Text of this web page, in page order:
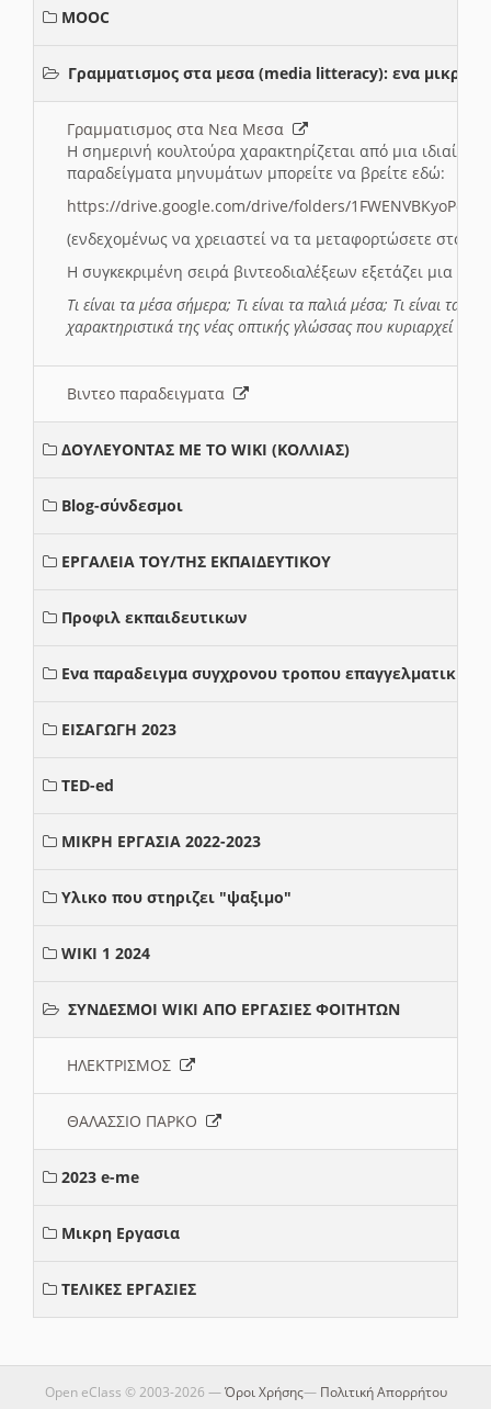
MOOC
Γραμματισμος στα μεσα (media litteracy): ενα μικρο
Γραμματισμος στα Νεα Μεσα
Η σημερινή κουλτούρα χαρακτηρίζεται από μια
παραδείγματα μηνυμάτων μπορείτε να βρείτε εδώ:
https://drive.google.com/drive/folders/
(ενδεχομένως να χρειαστεί να τα μεταφορτώσετε στο
Η συγκεκριμένη σειρά βιντεοδιαλέξεων εξετάζει μια
Τι είναι τα μέσα σήμερα; Τι είναι τα παλιά μέσα; Τι είναι τα
χαρακτηριστικά της νέας οπτικής γλώσσας που κυριαρχεί
Βιντεο παραδειγματα
ΔΟΥΛΕΥΟΝΤΑΣ ΜΕ ΤΟ WIKI (ΚΟΛΛΙΑΣ)
Blog-σύνδεσμοι
ΕΡΓΑΛΕΙΑ ΤΟΥ/ΤΗΣ ΕΚΠΑΙΔΕΥΤΙΚΟΥ
Προφιλ εκπαιδευτικων
Ενα παραδειγμα συγχρονου τροπου επαγγελματικης
ΕΙΣΑΓΩΓΗ 2023
TED-ed
ΜΙΚΡΗ ΕΡΓΑΣΙΑ 2022-2023
Υλικο που στηριζει "ψαξιμο"
WIKI 1 2024
ΣΥΝΔΕΣΜΟΙ WIKI ΑΠΟ ΕΡΓΑΣΙΕΣ ΦΟΙΤΗΤΩΝ
ΗΛΕΚΤΡΙΣΜΟΣ
ΘΑΛΑΣΣΙΟ ΠΑΡΚΟ
2023 e-me
Μικρη Εργασια
ΤΕΛΙΚΕΣ ΕΡΓΑΣΙΕΣ
Open eClass © 2003-2026 —Όροι Χρήσης— Πολιτική Απορρήτου